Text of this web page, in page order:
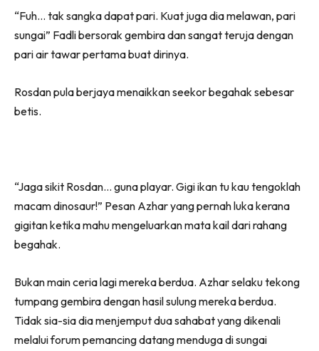
“Fuh… tak sangka dapat pari. Kuat juga dia melawan, pari
sungai” Fadli bersorak gembira dan sangat teruja dengan
pari air tawar pertama buat dirinya.
Rosdan pula berjaya menaikkan seekor begahak sebesar
betis.
“Jaga sikit Rosdan… guna playar. Gigi ikan tu kau tengoklah
macam dinosaur!” Pesan Azhar yang pernah luka kerana
gigitan ketika mahu mengeluarkan mata kail dari rahang
begahak.
Bukan main ceria lagi mereka berdua. Azhar selaku tekong
tumpang gembira dengan hasil sulung mereka berdua.
Tidak sia-sia dia menjemput dua sahabat yang dikenali
melalui forum pemancing datang menduga di sungai